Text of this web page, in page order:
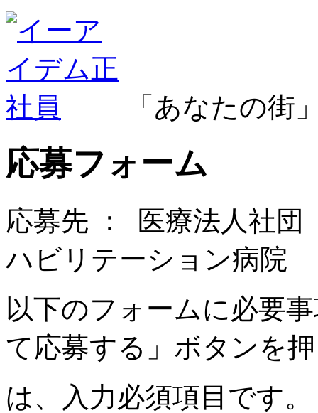
「あなたの街
応募フォーム
応募先 ：
医療法人社
ハビリテーション病院
以下のフォームに必要
て応募する」ボタンを
は、入力必須項目です。